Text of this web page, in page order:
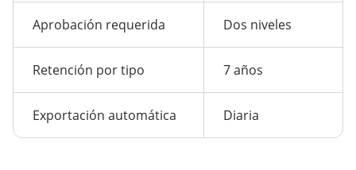
Aprobación requerida Dos niveles
Retención por tipo 7 años
Exportación automática Diaria